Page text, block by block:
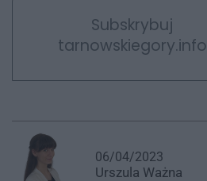
Subskrybuj
tarnowskiegory.info
06/04/2023
Urszula Ważna